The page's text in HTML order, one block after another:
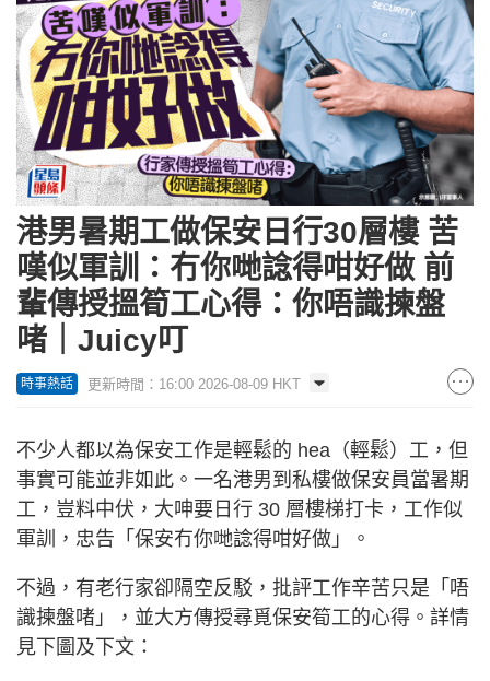
港男暑期工做保安日行30層樓 苦
嘆似軍訓：冇你哋諗得咁好做 前
輩傳授搵筍工心得：你唔識揀盤
啫｜Juicy叮
時事熱話 更新時間：16:00 2026-08-09 HKT
不少人都以為保安工作是輕鬆的 hea（輕鬆）工，但
事實可能並非如此。一名港男到私樓做保安員當暑期
工，豈料中伏，大呻要日行 30 層樓梯打卡，工作似
軍訓，忠告「保安冇你哋諗得咁好做」。
不過，有老行家卻隔空反駁，批評工作辛苦只是「唔
識揀盤啫」，並大方傳授尋覓保安筍工的心得。詳情
見下圖及下文：